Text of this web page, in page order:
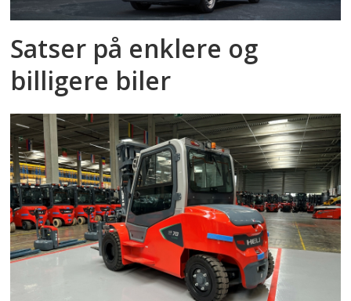
Satser på enklere og
billigere biler